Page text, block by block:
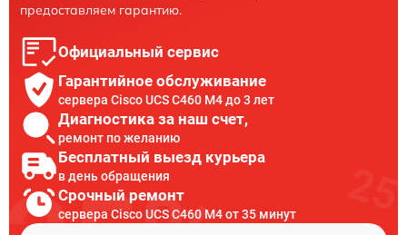
предоставляем гарантию.
Официальный сервис
Гарантийное обслуживание
сервера Cisco UCS C460 M4 до 3 лет
Диагностика за наш счет,
ремонт по желанию
Бесплатный выезд курьера
в день обращения
Срочный ремонт
сервера Cisco UCS C460 M4 от 35 минут